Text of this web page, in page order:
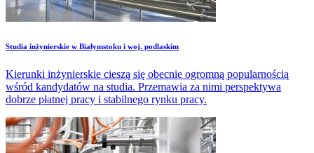
Studia inżynierskie w Białymstoku i woj. podlaskim
Kierunki inżynierskie cieszą się obecnie ogromną popularnością
wśród kandydatów na studia. Przemawia za nimi perspektywa
dobrze płatnej pracy i stabilnego rynku pracy.